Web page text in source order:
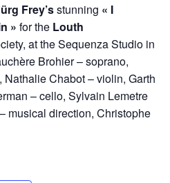
Frey’sstunning « I
» for the Louth
at the Sequenza Studio in
Brohier – soprano,
Chabot – violin, Garth
– cello, Sylvain Lemetre
musical direction, Christophe